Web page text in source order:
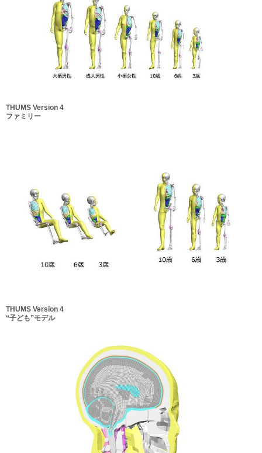
THUMS Version 4
ファミリー
THUMS Version 4
“子ども”モデル